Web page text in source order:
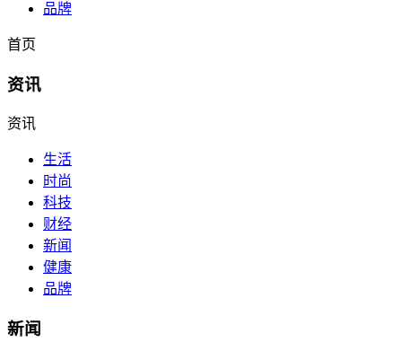
品牌
首页
资讯
资讯
生活
时尚
科技
财经
新闻
健康
品牌
新闻